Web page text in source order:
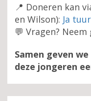
📍 Doneren kan
en Wilson): Ja
💬 Vragen?
Samen geven
deze jongeren